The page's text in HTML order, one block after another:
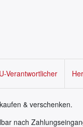
Verantwortlicher
& verschenken.
nach